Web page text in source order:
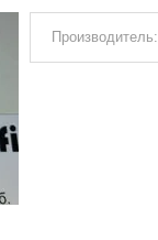
Производитель: